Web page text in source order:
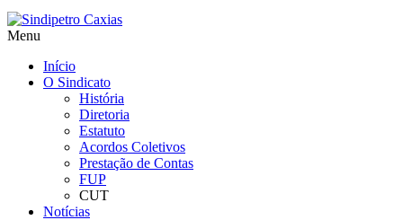
Menu
Início
O Sindicato
História
Diretoria
Estatuto
Acordos Coletivos
Prestação de Contas
FUP
CUT
Notícias